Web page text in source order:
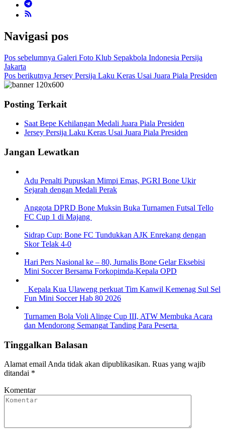
Navigasi pos
Pos sebelumnya Galeri Foto Klub Sepakbola Indonesia Persija
Jakarta
Pos berikutnya Jersey Persija Laku Keras Usai Juara Piala Presiden
Posting Terkait
Saat Bepe Kehilangan Medali Juara Piala Presiden
Jersey Persija Laku Keras Usai Juara Piala Presiden
Jangan Lewatkan
Adu Penalti Pupuskan Mimpi Emas, PGRI Bone Ukir
Sejarah dengan Medali Perak
Anggota DPRD Bone Muksin Buka Turnamen Futsal Tello
FC Cup 1 di Majang
Sidrap Cup: Bone FC Tundukkan AJK Enrekang dengan
Skor Telak 4-0
Hari Pers Nasional ke – 80, Jurnalis Bone Gelar Eksebisi
Mini Soccer Bersama Forkopimda-Kepala OPD
Kepala Kua Ulaweng perkuat Tim Kanwil Kemenag Sul Sel
Fun Mini Soccer Hab 80 2026
Turnamen Bola Voli Alinge Cup III, ATW Membuka Acara
dan Mendorong Semangat Tanding Para Peserta
Tinggalkan Balasan
Alamat email Anda tidak akan dipublikasikan. Ruas yang wajib
ditandai *
Komentar